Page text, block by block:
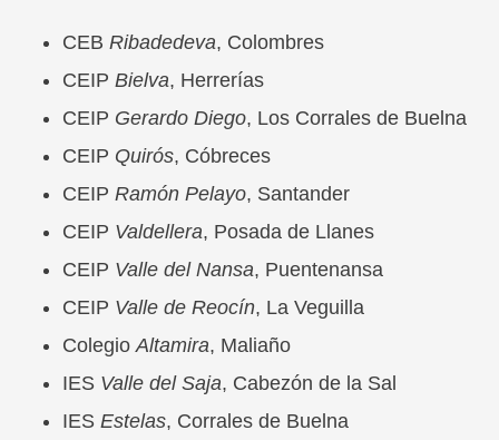
CEB Ribadedeva, Colombres
CEIP Bielva, Herrerías
CEIP Gerardo Diego, Los Corrales de Buelna
CEIP Quirós, Cóbreces
CEIP Ramón Pelayo, Santander
CEIP Valdellera, Posada de Llanes
CEIP Valle del Nansa, Puentenansa
CEIP Valle de Reocín, La Veguilla
ColegioAltamira, Maliaño
IES Valle del Saja, Cabezón de la Sal
IES Estelas, Corrales de Buelna